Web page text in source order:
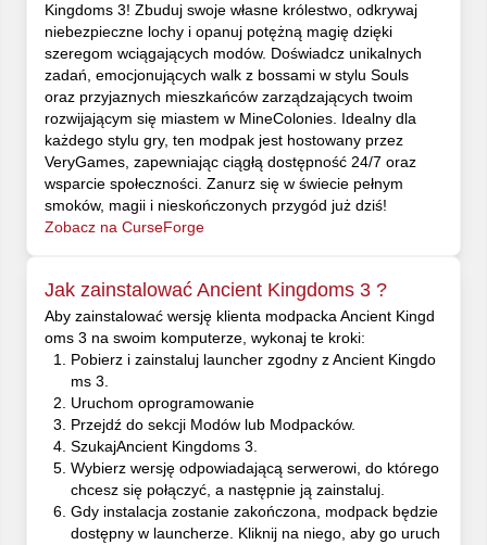
Kingdoms 3! Zbuduj swoje własne królestwo, odkrywaj
niebezpieczne lochy i opanuj potężną magię dzięki
szeregom wciągających modów. Doświadcz unikalnych
zadań, emocjonujących walk z bossami w stylu Souls
oraz przyjaznych mieszkańców zarządzających twoim
rozwijającym się miastem w MineColonies. Idealny dla
każdego stylu gry, ten modpak jest hostowany przez
VeryGames, zapewniając ciągłą dostępność 24/7 oraz
wsparcie społeczności. Zanurz się w świecie pełnym
smoków, magii i nieskończonych przygód już dziś!
Zobacz na CurseForge
Jak zainstalować Ancient Kingdoms 3 ?
Aby zainstalować wersję klienta modpacka Ancient Kingd
oms 3 na swoim komputerze, wykonaj te kroki:
Pobierz i zainstaluj launcher zgodny z Ancient Kingdo
ms 3.
Uruchom oprogramowanie
Przejdź do sekcji Modów lub Modpacków.
SzukajAncient Kingdoms 3.
Wybierz wersję odpowiadającą serwerowi, do którego
chcesz się połączyć, a następnie ją zainstaluj.
Gdy instalacja zostanie zakończona, modpack będzie
dostępny w launcherze. Kliknij na niego, aby go uruch